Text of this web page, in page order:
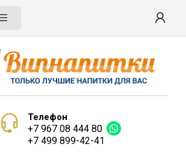
Телефон
+7 967 08 444 80
+7 499 899-42-41